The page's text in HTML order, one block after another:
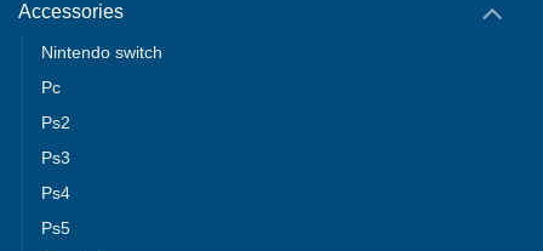
Accessories
Nintendo switch
Pc
Ps2
Ps3
Ps4
Ps5